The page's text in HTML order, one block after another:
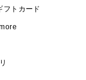
フトカード